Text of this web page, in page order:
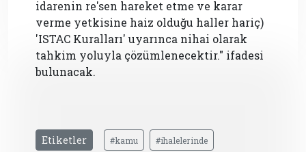
idarenin re'sen hareket etme ve karar
verme yetkisine haiz olduğu haller hariç)
'ISTAC Kuralları' uyarınca nihai olarak
tahkim yoluyla çözümlenecektir." ifadesi
bulunacak.
Etiketler #kamu #ihalelerinde